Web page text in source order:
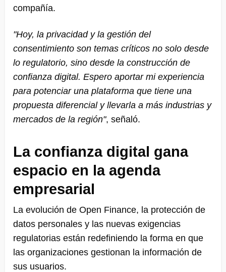
compañía.
"Hoy, la privacidad y la gestión del
consentimiento son temas críticos no solo desde
lo regulatorio, sino desde la construcción de
confianza digital. Espero aportar mi experiencia
para potenciar una plataforma que tiene una
propuesta diferencial y llevarla a más industrias y
mercados de la región", señaló.
La confianza digital gana
espacio en la agenda
empresarial
La evolución de Open Finance, la protección de
datos personales y las nuevas exigencias
regulatorias están redefiniendo la forma en que
las organizaciones gestionan la información de
sus usuarios.